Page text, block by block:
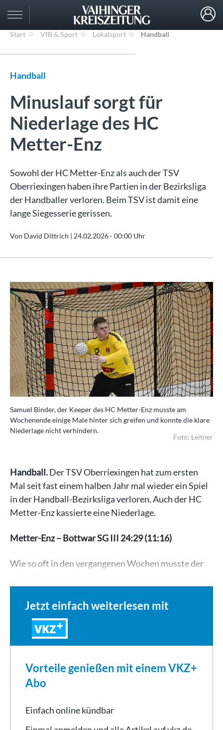
Start VfB & Sport Lokalsport Handball
Handball
Minuslauf sorgt für
Niederlage des HC
Metter-Enz
Sowohl der HC Metter-Enz als auch der TSV
Oberriexingen haben ihre Partien in der Bezirksliga
der Handballer verloren. Beim TSV ist damit eine
lange Siegesserie gerissen.
Von David Dittrich | 24.02.2026 - 00:00 Uhr
Samuel Binder, der Keeper des HC Metter-Enz musste am
Wochenende einige Male hinter sich greifen und konnte die klare
Niederlage nicht verhindern.
Foto: Leitner
Handball.Der TSV Oberriexingen hat zum ersten
Mal seit fast einem halben Jahr mal wieder ein Spiel
in der Handball-Bezirksliga verloren. Auch der HC
Metter-Enz kassierte eine Niederlage.
Metter-Enz – Bottwar SG III 24:29 (11:16)
Wie so oft in den vergangenen Wochen musste der
Jetzt einfach weiterlesen mit
VKZ
Vorteile genießen mit einem VKZ+
Abo
Einfach online kündbar